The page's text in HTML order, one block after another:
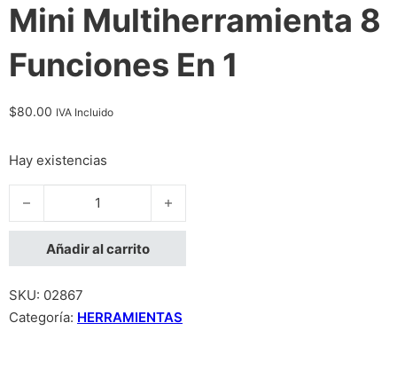
Mini Multiherramienta 8
Funciones En 1
$80.00 IVA Incluido
Hay existencias
Mini Multiherramienta 8 Funciones En 1 cantidad
Añadir al carrito
SKU: 02867
Categoría: HERRAMIENTAS